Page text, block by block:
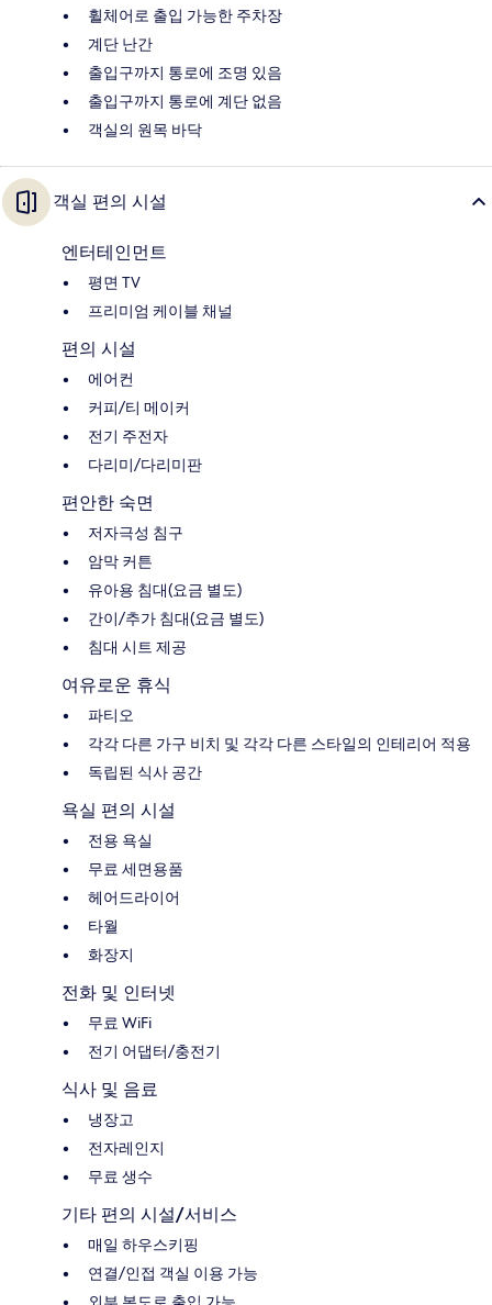
휠체어로 출입 가능한 주차장
계단 난간
출입구까지 통로에 조명 있음
출입구까지 통로에 계단 없음
객실의 원목 바닥
객실 편의 시설
엔터테인먼트
평면 TV
프리미엄 케이블 채널
편의 시설
에어컨
커피/티 메이커
전기 주전자
다리미/다리미판
편안한 숙면
저자극성 침구
암막 커튼
유아용 침대(요금 별도)
간이/추가 침대(요금 별도)
침대 시트 제공
여유로운 휴식
파티오
각각 다른 가구 비치 및 각각 다른 스타일의 인테리어 적용
독립된 식사 공간
욕실 편의 시설
전용 욕실
무료 세면용품
헤어드라이어
타월
화장지
전화 및 인터넷
무료 WiFi
전기 어댑터/충전기
식사 및 음료
냉장고
전자레인지
무료 생수
기타 편의 시설/서비스
매일 하우스키핑
연결/인접 객실 이용 가능